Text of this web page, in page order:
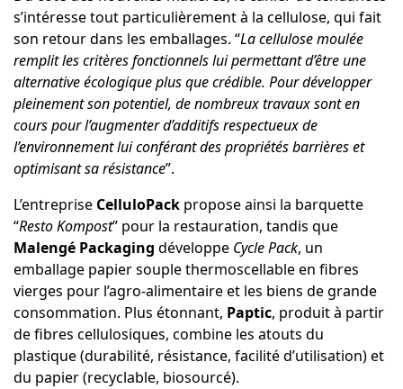
s’intéresse tout particulièrement à la cellulose, qui fait
son retour dans les emballages. “La cellulose moulée
remplit les critères fonctionnels lui permettant d’être une
alternative écologique plus que crédible. Pour développer
pleinement son potentiel, de nombreux travaux sont en
cours pour l’augmenter d’additifs respectueux de
l’environnement lui conférant des propriétés barrières et
optimisant sa résistance”.
L’entreprise CelluloPackpropose ainsi la barquette
“Resto Kompost” pour la restauration, tandis que
Malengé Packaging développe Cycle Pack, un
emballage papier souple thermoscellable en fibres
vierges pour l’agro-alimentaire et les biens de grande
consommation. Plus étonnant, Paptic, produit à partir
de fibres cellulosiques, combine les atouts du
plastique (durabilité, résistance, facilité d’utilisation) et
du papier (recyclable, biosourcé).